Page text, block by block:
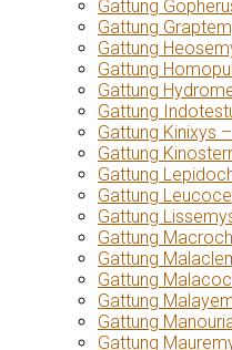
Gattung
Gattung
Gattung
Gattung
Gattung
Gattung
Gattung Kinixys
Gattung
Gattung
Gattung
Gattung
Gattung
Gattung
Gattung
Gattung
Gattung
Gattung